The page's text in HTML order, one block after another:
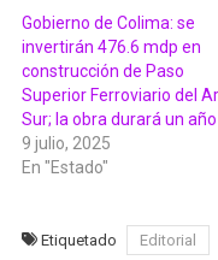
Gobierno de Colima: se
invertirán 476.6 mdp en
construcción de Paso
Superior Ferroviario del
Sur; la obra durará un año
9 julio, 2025
En "Estado"
Etiquetado Editorial